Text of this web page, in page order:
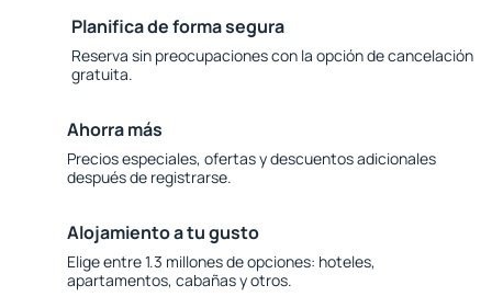
Planifica de forma segura
Reserva sin preocupaciones con la opción de cancelación
gratuita.
Ahorra más
Precios especiales, ofertas y descuentos adicionales
después de registrarse.
Alojamiento a tu gusto
Elige entre 1.3 millones de opciones: hoteles,
apartamentos, cabañas y otros.